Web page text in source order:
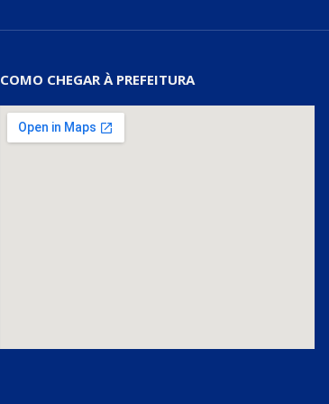
COMO CHEGAR À PREFEITURA